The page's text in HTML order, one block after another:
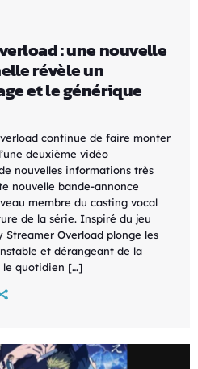
: une nouvelle
révèle un
et le générique
continue de faire monter
deuxième vidéo
nouvelles informations très
nouvelle bande-annonce
membre du casting vocal
de la série. Inspiré du jeu
Overload plonge les
et dérangeant de la
le quotidien […]